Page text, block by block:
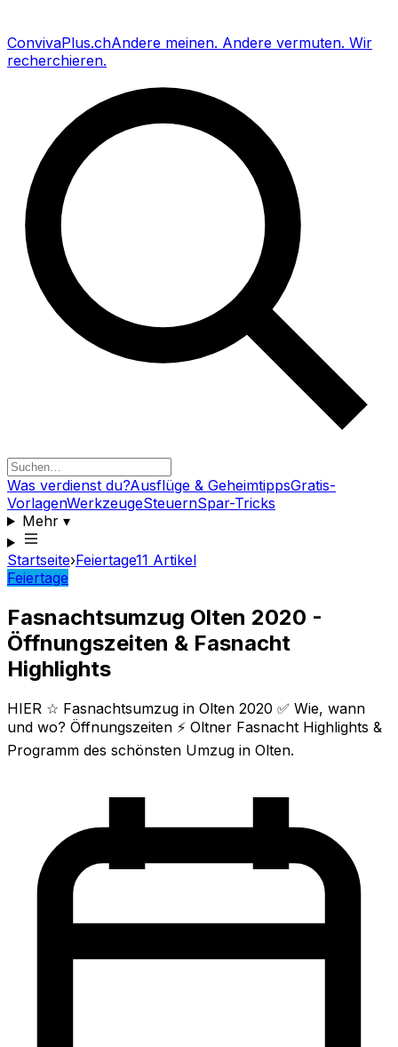
ConvivaPlus.chAndere meinen. Andere vermuten. Wir
recherchieren.
Was verdienst du?Ausflüge & GeheimtippsGratis-
VorlagenWerkzeugeSteuernSpar-Tricks
Mehr▾
Startseite›Feiertage11 Artikel
Feiertage
Fasnachtsumzug Olten 2020 -
Öffnungszeiten & Fasnacht
Highlights
HIER ☆ Fasnachtsumzug in Olten 2020 ✅ Wie, wann
und wo? Öffnungszeiten ⚡ Oltner Fasnacht Highlights &
Programm des schönsten Umzug in Olten.